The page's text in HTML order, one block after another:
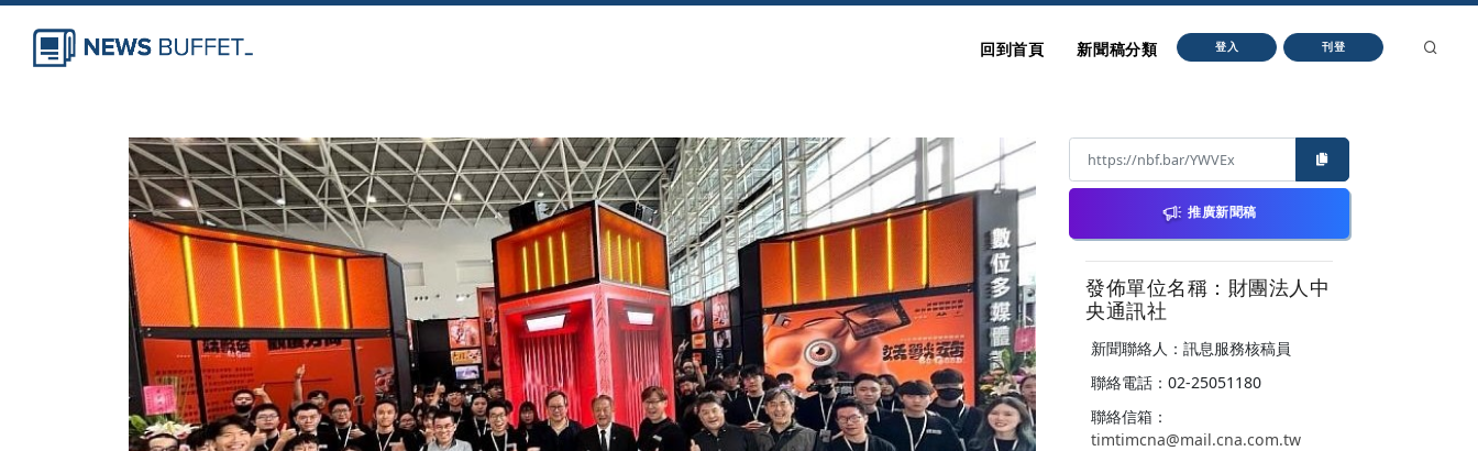
回到首頁 新聞稿分類 登入 刊登
推廣新聞稿
發佈單位名稱：財團法人中
央通訊社
新聞聯絡人：訊息服務核稿員
聯絡電話：02-25051180
聯絡信箱：
timtimcna@mail.cna.com.tw